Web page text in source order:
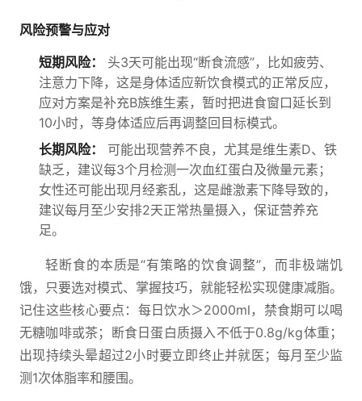
风险预警与应对
短期风险：
头3天可能出现“断食流感”，比如疲劳、
注意力下降，这是身体适应新饮食模式的正常反应，
应对方案是补充B族维生素，暂时把进食窗口延长到
10小时，等身体适应后再调整回目标模式。
长期风险：
可能出现营养不良，尤其是维生素D、铁
缺乏，建议每3个月检测一次血红蛋白及微量元素；
女性还可能出现月经紊乱，这是雌激素下降导致的，
建议每月至少安排2天正常热量摄入，保证营养充
足。
轻断食的本质是“有策略的饮食调整”，而非极端饥
饿，只要选对模式、掌握技巧，就能轻松实现健康减脂。
记住这些核心要点：每日饮水＞2000ml，禁食期可以喝
无糖咖啡或茶；断食日蛋白质摄入不低于0.8g/kg体重；
出现持续头晕超过2小时要立即终止并就医；每月至少监
测1次体脂率和腰围。